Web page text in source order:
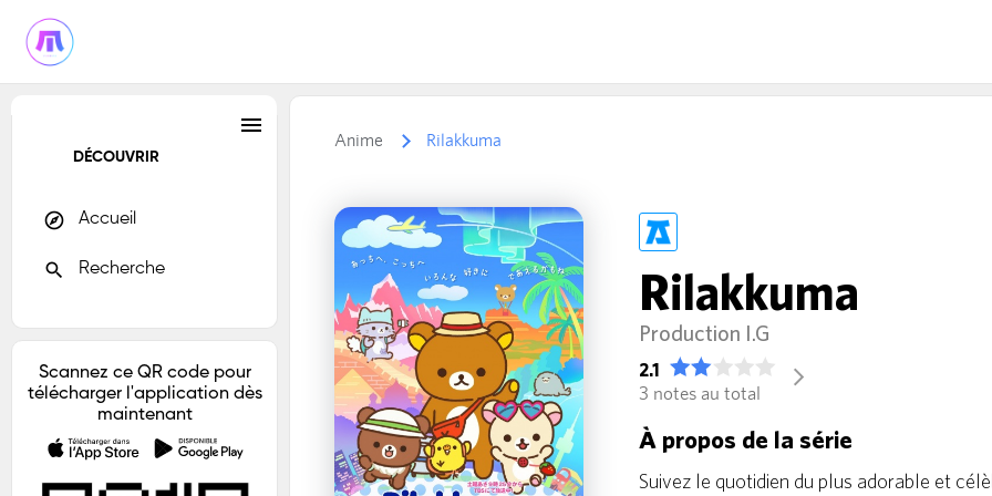
menu
DÉCOUVRIR
explore Accueil
search Recherche
Scannez ce QR code pour
télécharger l'application dès
maintenant
Anime Rilakkuma
Rilakkuma
Production I.G
2.1
3 notes au total
arrow_forward_ios
À propos de la série
Suivez le quotidien du plus adorable et